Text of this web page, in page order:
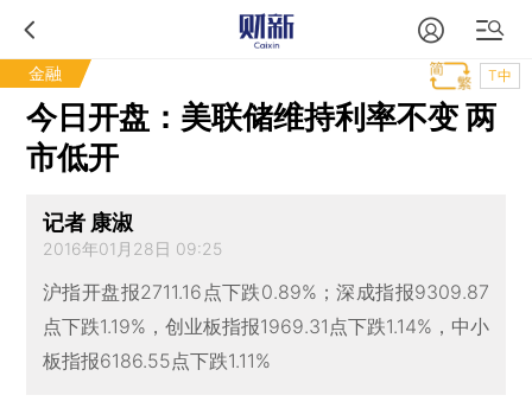
金融 T中
今日开盘：美联储维持利率不变 两
市低开
记者 康淑
2016年01月28日 09:25
沪指开盘报2711.16点下跌0.89%；深成指报9309.87
点下跌1.19%，创业板指报1969.31点下跌1.14%，中小
板指报6186.55点下跌1.11%